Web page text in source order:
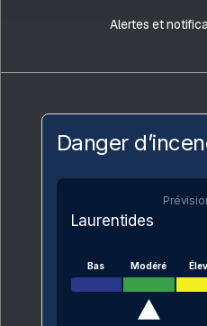
Alertes et
Danger
Laurentides
Bas Modéré